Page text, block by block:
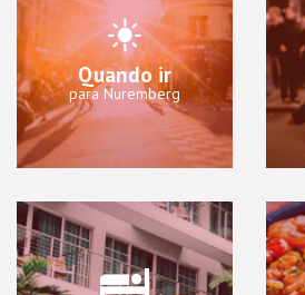
Quando ir
para Nuremberg